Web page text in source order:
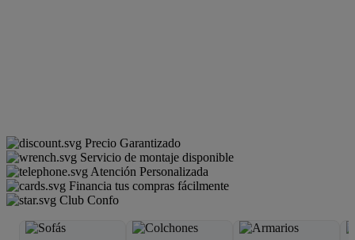
Precio Garantizado
Servicio de montaje disponible
Atención Personalizada
Financia tus compras fácilmente
Club Confo